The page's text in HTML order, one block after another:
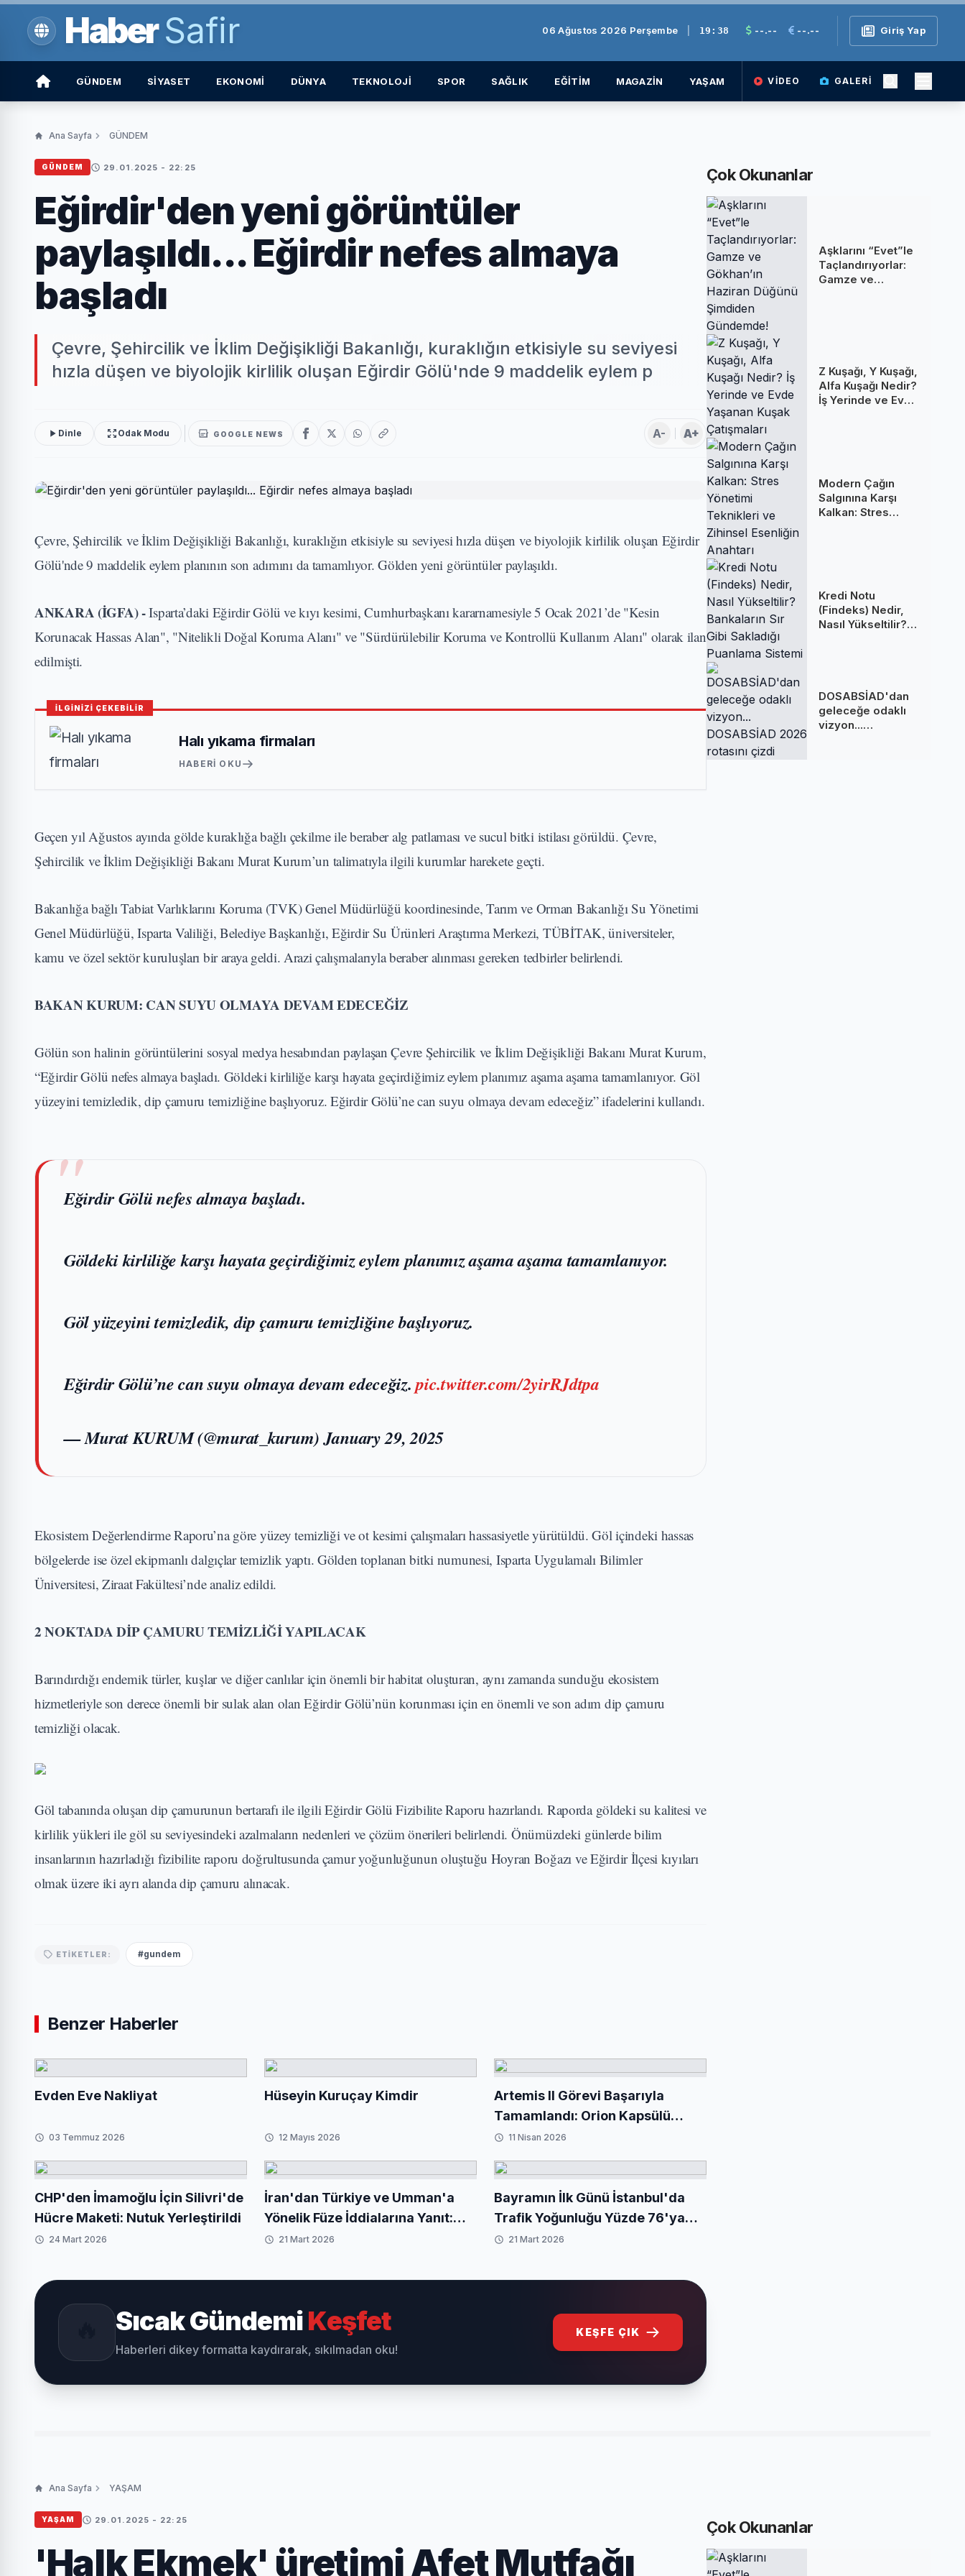
HaberSafir 06 Ağustos 2026 Perşembe 19:38 --.-- --.-- Giriş Yap
GÜNDEM SİYASET EKONOMİ DÜNYA TEKNOLOJİ SPOR SAĞLIK EĞİTİM MAGAZİN YAŞAM VIDEO GALERI
Ana Sayfa GÜNDEM
GÜNDEM 29.01.2025 - 22:25
Eğirdir'den yeni görüntüler
paylaşıldı... Eğirdir nefes almaya
başladı
Çevre, Şehircilik ve İklim Değişikliği Bakanlığı, kuraklığın etkisiyle su seviyesi
hızla düşen ve biyolojik kirlilik oluşan Eğirdir Gölü'nde 9 maddelik eylem p
Dinle Odak Modu GOOGLE NEWS A- A+
Çevre, Şehircilik ve İklim Değişikliği Bakanlığı, kuraklığın etkisiyle su seviyesi hızla düşen ve biyolojik kirlilik oluşan Eğirdir
Gölü'nde 9 maddelik eylem planının son adımını da tamamlıyor. Gölden yeni görüntüler paylaşıldı.
ANKARA (İGFA) -Isparta’daki Eğirdir Gölü ve kıyı kesimi, Cumhurbaşkanı kararnamesiyle 5 Ocak 2021’de "Kesin
Korunacak Hassas Alan", "Nitelikli Doğal Koruma Alanı" ve "Sürdürülebilir Koruma ve Kontrollü Kullanım Alanı" olarak ilan
edilmişti.
İLGİNİZİ ÇEKEBİLİR
Halı yıkama firmaları
HABERI OKU
Geçen yıl Ağustos ayında gölde kuraklığa bağlı çekilme ile beraber alg patlaması ve sucul bitki istilası görüldü. Çevre,
Şehircilik ve İklim Değişikliği Bakanı Murat Kurum’un talimatıyla ilgili kurumlar harekete geçti.
Bakanlığa bağlı Tabiat Varlıklarını Koruma (TVK) Genel Müdürlüğü koordinesinde, Tarım ve Orman Bakanlığı Su Yönetimi
Genel Müdürlüğü, Isparta Valiliği, Belediye Başkanlığı, Eğirdir Su Ürünleri Araştırma Merkezi, TÜBİTAK, üniversiteler,
kamu ve özel sektör kuruluşları bir araya geldi. Arazi çalışmalarıyla beraber alınması gereken tedbirler belirlendi.
BAKAN KURUM: CAN SUYU OLMAYA DEVAM EDECEĞİZ
Gölün son halinin görüntülerini sosyal medya hesabından paylaşan Çevre Şehircilik ve İklim Değişikliği Bakanı Murat Kurum,
“Eğirdir Gölü nefes almaya başladı. Göldeki kirliliğe karşı hayata geçirdiğimiz eylem planımız aşama aşama tamamlanıyor. Göl
yüzeyini temizledik, dip çamuru temizliğine başlıyoruz. Eğirdir Gölü’ne can suyu olmaya devam edeceğiz” ifadelerini kullandı.
Eğirdir Gölü nefes almaya başladı.
Göldeki kirliliğe karşı hayata geçirdiğimiz eylem planımız aşama aşama tamamlanıyor.
Göl yüzeyini temizledik, dip çamuru temizliğine başlıyoruz.
Eğirdir Gölü’ne can suyu olmaya devam edeceğiz.pic.twitter.com/2yirRJdtpa
— Murat KURUM (@murat_kurum)January 29, 2025
Ekosistem Değerlendirme Raporu’na göre yüzey temizliği ve ot kesimi çalışmaları hassasiyetle yürütüldü. Göl içindeki hassas
bölgelerde ise özel ekipmanlı dalgıçlar temizlik yaptı. Gölden toplanan bitki numunesi, Isparta Uygulamalı Bilimler
Üniversitesi, Ziraat Fakültesi’nde analiz edildi.
2 NOKTADA DİP ÇAMURU TEMİZLİĞİ YAPILACAK
Barındırdığı endemik türler, kuşlar ve diğer canlılar için önemli bir habitat oluşturan, aynı zamanda sunduğu ekosistem
hizmetleriyle son derece önemli bir sulak alan olan Eğirdir Gölü’nün korunması için en önemli ve son adım dip çamuru
temizliği olacak.
Göl tabanında oluşan dip çamurunun bertarafı ile ilgili Eğirdir Gölü Fizibilite Raporu hazırlandı. Raporda göldeki su kalitesi ve
kirlilik yükleri ile göl su seviyesindeki azalmaların nedenleri ve çözüm önerileri belirlendi. Önümüzdeki günlerde bilim
insanlarının hazırladığı fizibilite raporu doğrultusunda çamur yoğunluğunun oluştuğu Hoyran Boğazı ve Eğirdir İlçesi kıyıları
olmak üzere iki ayrı alanda dip çamuru alınacak.
ETIKETLER: #gundem
Benzer Haberler
Evden Eve Nakliyat
03 Temmuz 2026
Hüseyin Kuruçay Kimdir
12 Mayıs 2026
Artemis II Görevi Başarıyla
Tamamlandı: Orion Kapsülü
Dünya'ya Döndü
11 Nisan 2026
CHP'den İmamoğlu İçin Silivri'de
Hücre Maketi: Nutuk Yerleştirildi
24 Mart 2026
İran'dan Türkiye ve Umman'a
Yönelik Füze İddialarına Yanıt:
'Bize Ait Değil'
21 Mart 2026
Bayramın İlk Günü İstanbul'da
Trafik Yoğunluğu Yüzde 76'ya
Ulaştı
21 Mart 2026
Sıcak GündemiKeşfet
Haberleri dikey formatta kaydırarak, sıkılmadan oku!
KEŞFE ÇIK
Çok Okunanlar
Aşklarını “Evet”le
Taçlandırıyorlar:
Gamze ve
Z Kuşağı, Y Kuşağı,
Alfa Kuşağı Nedir?
İş Yerinde ve Evde
Modern Çağın
Salgınına Karşı
Kalkan: Stres
Kredi Notu
(Findeks) Nedir,
Nasıl Yükseltilir?
DOSABSİAD'dan
geleceğe odaklı
vizyon...
Ana Sayfa YAŞAM
YAŞAM 29.01.2025 - 22:25
'Halk Ekmek' üretimi Afet Mutfağı
Çok Okunanlar